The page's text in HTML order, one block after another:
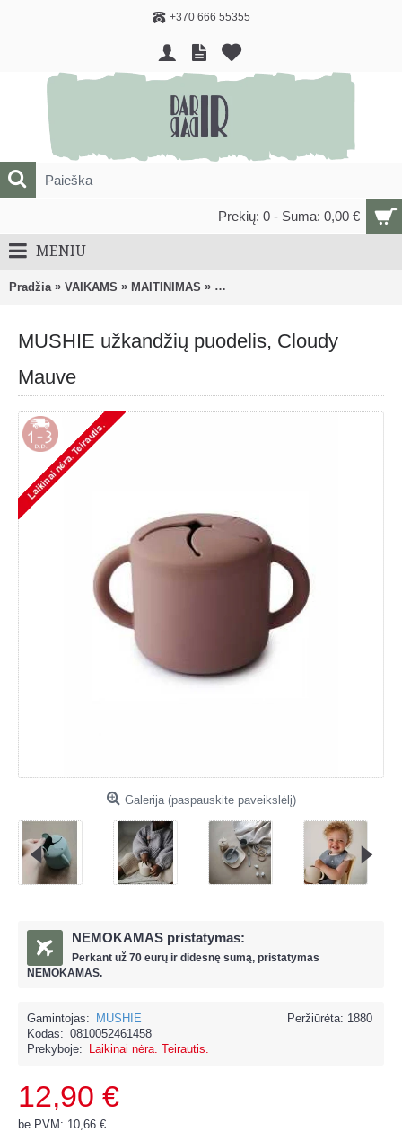
+370 666 55355
Prekių: 0 - Suma: 0,00 €
MENIU
Pradžia » VAIKAMS » MAITINIMAS » Indai užkandžiams, maisto
MUSHIE užkandžių puodelis, Cloudy
Mauve
Galerija (paspauskite paveikslėlį)
NEMOKAMAS pristatymas:
Perkant už 70 eurų ir didesnę sumą, pristatymas
NEMOKAMAS.
Peržiūrėta: 1880
Gamintojas:
MUSHIE
Kodas: 0810052461458
Prekyboje:
Laikinai nėra. Teirautis.
12,90 €
be PVM: 10,66 €